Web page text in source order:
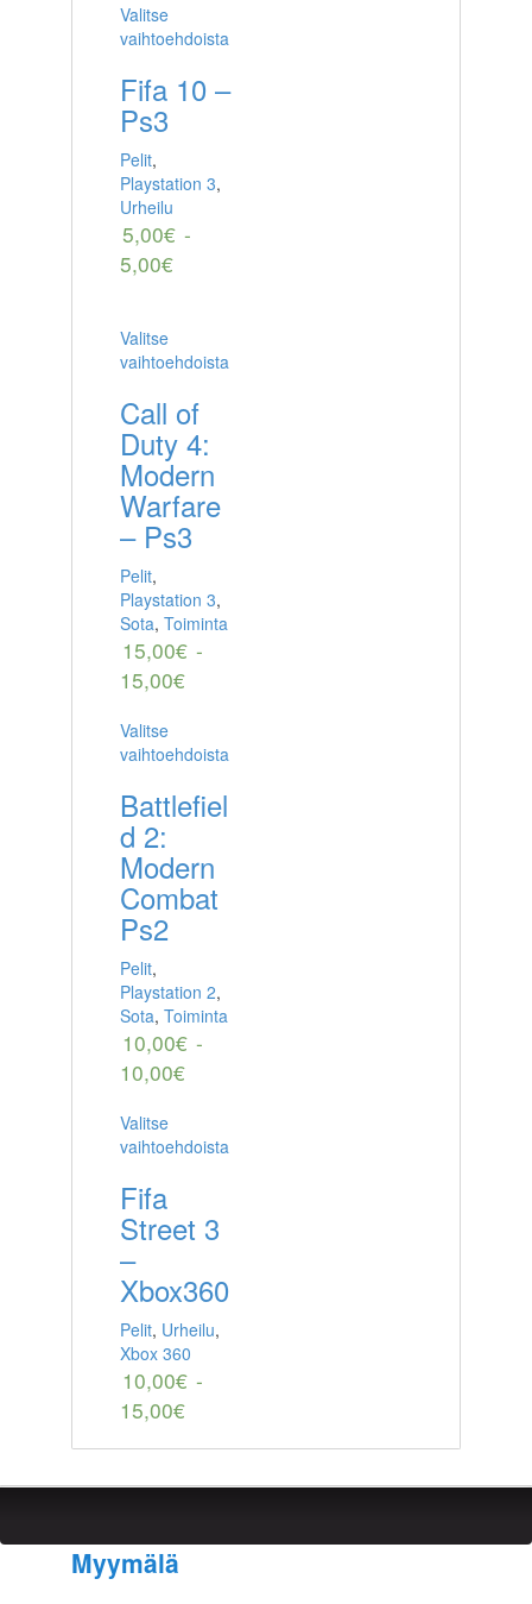
Valitse
vaihtoehdoista
Fifa 10 –
Ps3
Pelit,
Playstation 3,
Urheilu
5,00€ -
5,00€
Valitse
vaihtoehdoista
Call of
Duty 4:
Modern
Warfare
– Ps3
Pelit,
Playstation 3,
Sota, Toiminta
15,00€ -
15,00€
Valitse
vaihtoehdoista
Battlefiel
d 2:
Modern
Combat
Ps2
Pelit,
Playstation 2,
Sota, Toiminta
10,00€ -
10,00€
Valitse
vaihtoehdoista
Fifa
Street 3
–
Xbox360
Pelit, Urheilu,
Xbox 360
10,00€ -
15,00€
Myymälä